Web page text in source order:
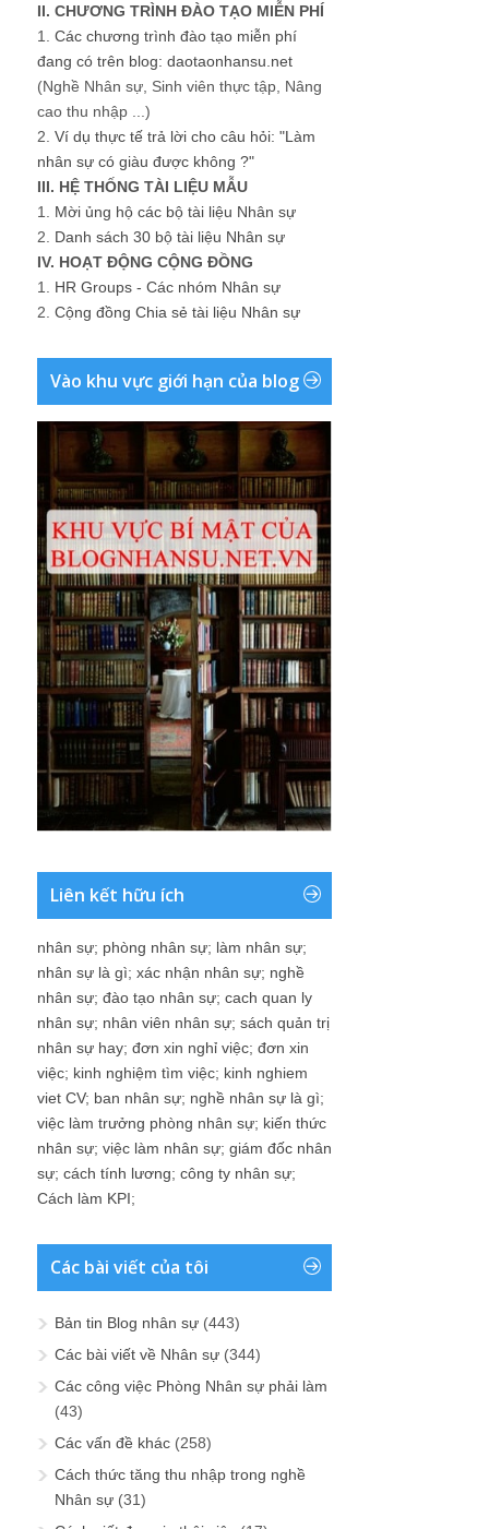
II. CHƯƠNG TRÌNH ĐÀO TẠO MIỄN PHÍ
1. Các chương trình đào tạo miễn phí
đang có trên blog: daotaonhansu.net
(Nghề Nhân sự, Sinh viên thực tập, Nâng
cao thu nhập ...)
2. Ví dụ thực tế trả lời cho câu hỏi: "Làm
nhân sự có giàu được không ?"
III. HỆ THỐNG TÀI LIỆU MẪU
1. Mời ủng hộ các bộ tài liệu Nhân sự
2. Danh sách 30 bộ tài liệu Nhân sự
IV. HOẠT ĐỘNG CỘNG ĐỒNG
1. HR Groups - Các nhóm Nhân sự
2. Cộng đồng Chia sẻ tài liệu Nhân sự
Vào khu vực giới hạn của blog
Liên kết hữu ích
nhân sự; phòng nhân sự; làm nhân sự;
nhân sự là gì; xác nhận nhân sự; nghề
nhân sự; đào tạo nhân sự; cach quan ly
nhân sự; nhân viên nhân sự; sách quản trị
nhân sự hay; đơn xin nghỉ việc; đơn xin
việc; kinh nghiệm tìm việc; kinh nghiem
viet CV; ban nhân sự; nghề nhân sự là gì;
việc làm trưởng phòng nhân sự; kiến thức
nhân sự; việc làm nhân sự; giám đốc nhân
sự; cách tính lương; công ty nhân sự;
Cách làm KPI;
Các bài viết của tôi
Bản tin Blog nhân sự (443)
Các bài viết về Nhân sự (344)
Các công việc Phòng Nhân sự phải làm
(43)
Các vấn đề khác (258)
Cách thức tăng thu nhập trong nghề
Nhân sự (31)